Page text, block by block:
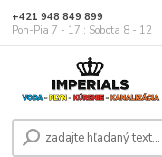
+421 948 849 899
Pon-Pia 7 - 17 ; Sobota 8 - 12